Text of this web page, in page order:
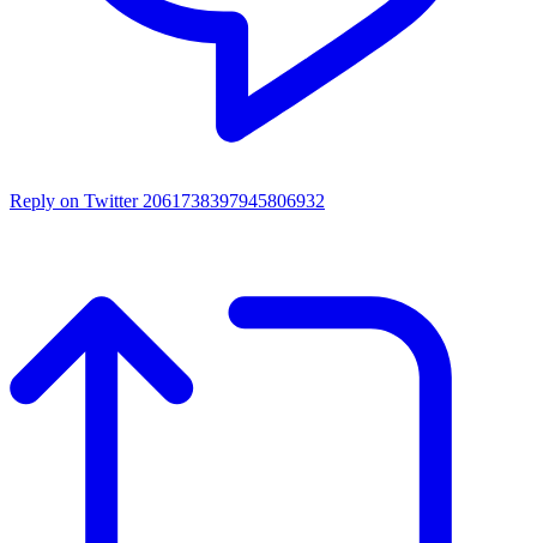
Reply on Twitter 2061738397945806932